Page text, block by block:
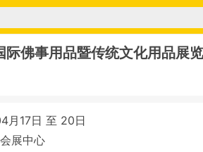
佛事用品暨传统文化用品展
月17日 至 20日
展中心